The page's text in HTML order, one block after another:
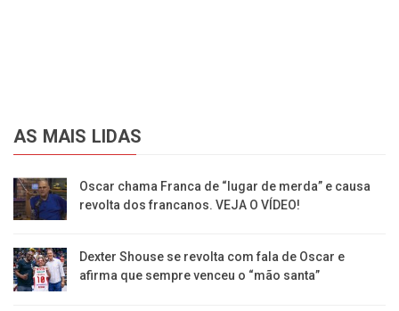
AS MAIS LIDAS
Oscar chama Franca de “lugar de merda” e causa
revolta dos francanos. VEJA O VÍDEO!
Dexter Shouse se revolta com fala de Oscar e
afirma que sempre venceu o “mão santa”